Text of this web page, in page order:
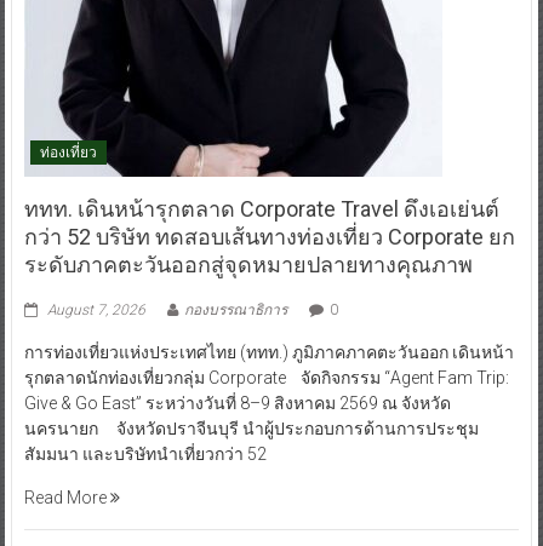
ท่องเที่ยว
ททท. เดินหน้ารุกตลาด Corporate Travel ดึงเอเย่นต์
กว่า 52 บริษัท ทดสอบเส้นทางท่องเที่ยว Corporate ยก
ระดับภาคตะวันออกสู่จุดหมายปลายทางคุณภาพ
August 7, 2026 กองบรรณาธิการ 0
การท่องเที่ยวแห่งประเทศไทย (ททท.) ภูมิภาคภาคตะวันออก เดินหน้า
รุกตลาดนักท่องเที่ยวกลุ่ม Corporate จัดกิจกรรม “Agent Fam Trip:
Give & Go East” ระหว่างวันที่ 8–9 สิงหาคม 2569 ณ จังหวัด
นครนายก จังหวัดปราจีนบุรี นำผู้ประกอบการด้านการประชุม
สัมมนา และบริษัทนำเที่ยวกว่า 52
Read More